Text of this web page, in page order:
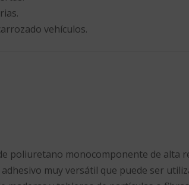
vehículos.
poliuretano monocomponente de alta
adhesivo muy versátil que puede ser